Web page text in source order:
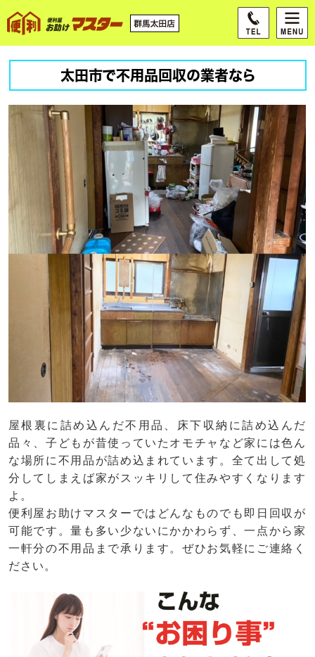
太田市で不用品回収の業者なら
屋根裏に詰め込んだ不用品、床下収納に詰め込んだ
品々、子どもが昔使っていたオモチャなど家には色ん
な場所に不用品が詰め込まれています。全て出して処
分してしまえば家がスッキリして住みやすくなります
よ。
便利屋お助けマスターではどんなものでも即日回収が
可能です。量も多い少ないにかかわらず、一点から家
一軒分の不用品まで承ります。ぜひお気軽にご連絡く
ださい。